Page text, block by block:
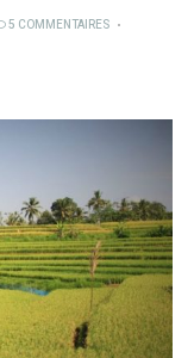
5 COMMENTAIRES